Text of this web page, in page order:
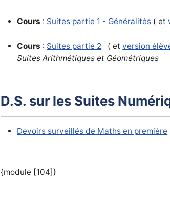
Cours : Suites partie 1 - Généralités ( et
Cours : Suites partie 2 ( etversion
Suites Arithmétiques et Géométriques
D.S. sur les Suites
Devoirs surveillés de Maths en première
{module [104]}